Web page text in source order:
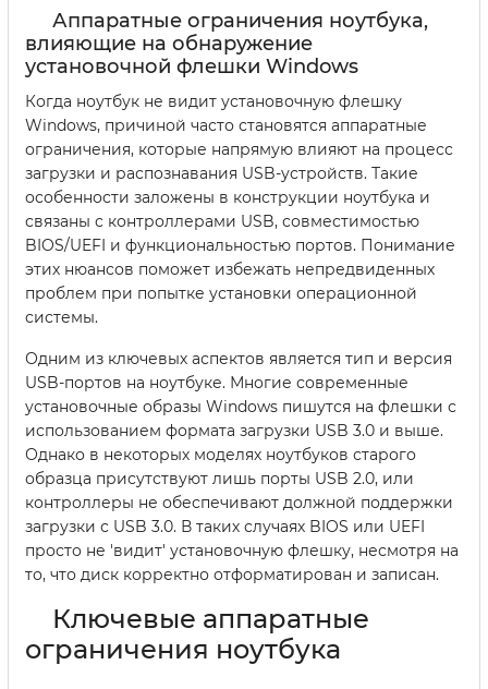
Аппаратные ограничения ноутбука,
влияющие на обнаружение
установочной флешки Windows
Когда ноутбук не видит установочную флешку
Windows, причиной часто становятся аппаратные
ограничения, которые напрямую влияют на процесс
загрузки и распознавания USB-устройств. Такие
особенности заложены в конструкции ноутбука и
связаны с контроллерами USB, совместимостью
BIOS/UEFI и функциональностью портов. Понимание
этих нюансов поможет избежать непредвиденных
проблем при попытке установки операционной
системы.
Одним из ключевых аспектов является тип и версия
USB-портов на ноутбуке. Многие современные
установочные образы Windows пишутся на флешки с
использованием формата загрузки USB 3.0 и выше.
Однако в некоторых моделях ноутбуков старого
образца присутствуют лишь порты USB 2.0, или
контроллеры не обеспечивают должной поддержки
загрузки с USB 3.0. В таких случаях BIOS или UEFI
просто не 'видит' установочную флешку, несмотря на
то, что диск корректно отформатирован и записан.
Ключевые аппаратные
ограничения ноутбука